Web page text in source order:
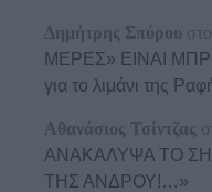
Δημήτρης Σπύρου στο
ΜΕΡΕΣ» ΕΙΝΑΙ
για το λιμάνι της
Αθανάσιος Τσίντζας
ΑΝΑΚΑΛΥΨΑ ΤΟ
ΤΗΣ ΑΝΔΡΟΥ!…»